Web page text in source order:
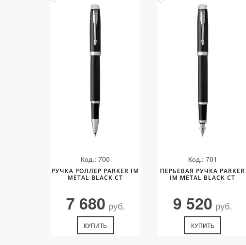
Код.: 700
РУЧКА РОЛЛЕР PARKER IM
METAL BLACK CT
7 680 руб.
КУПИТЬ
Код.: 701
ПЕРЬЕВАЯ РУЧКА PARKER
IM METAL BLACK CT
9 520 руб.
КУПИТЬ